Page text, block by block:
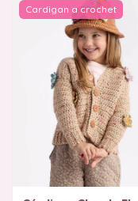
Cardigan a crochet